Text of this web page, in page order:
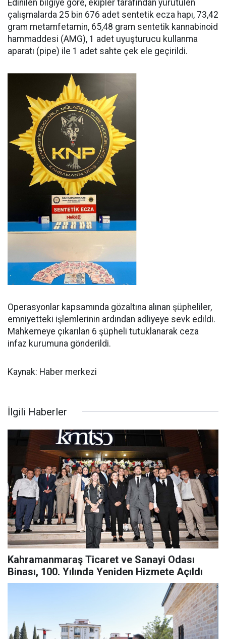
Edinilen bilgiye göre, ekipler tarafından yürütülen
çalışmalarda 25 bin 676 adet sentetik ecza hapı, 73,42
gram metamfetamin, 65,48 gram sentetik kannabinoid
hammaddesi (AMG), 1 adet uyuşturucu kullanma
aparatı (pipe) ile 1 adet sahte çek ele geçirildi.
Operasyonlar kapsamında gözaltına alınan şüpheliler,
emniyetteki işlemlerinin ardından adliyeye sevk edildi.
Mahkemeye çıkarılan 6 şüpheli tutuklanarak ceza
infaz kurumuna gönderildi.
Kaynak: Haber merkezi
İlgili Haberler
Kahramanmaraş Ticaret ve Sanayi Odası
Binası, 100. Yılında Yeniden Hizmete Açıldı